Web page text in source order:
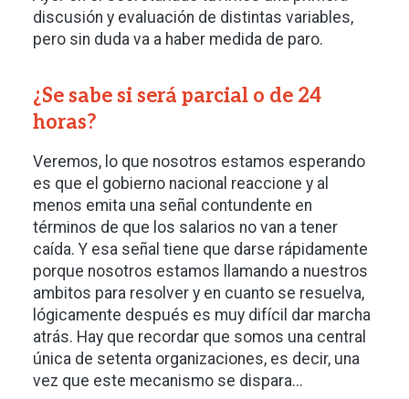
discusión y evaluación de distintas variables,
pero sin duda va a haber medida de paro.
¿Se sabe si será parcial o de 24
horas?
Veremos, lo que nosotros estamos esperando
es que el gobierno nacional reaccione y al
menos emita una señal contundente en
términos de que los salarios no van a tener
caída. Y esa señal tiene que darse rápidamente
porque nosotros estamos llamando a nuestros
ambitos para resolver y en cuanto se resuelva,
lógicamente después es muy difícil dar marcha
atrás. Hay que recordar que somos una central
única de setenta organizaciones, es decir, una
vez que este mecanismo se dispara...